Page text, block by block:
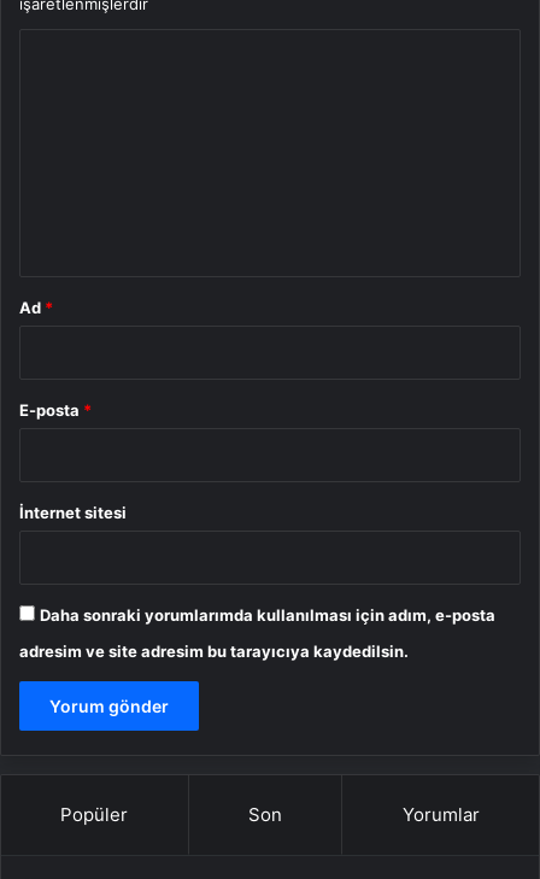
Ad *
E-posta *
İnternet sitesi
Daha sonraki yorumlarımda kullanılması için adım, e-posta
adresim ve site adresim bu tarayıcıya kaydedilsin.
Popüler Son Yorumlar